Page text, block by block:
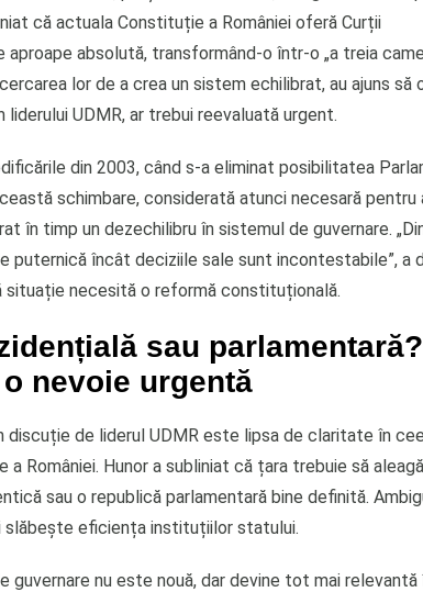
că actuala Constituție a României oferă Curții
absolută, transformând-o într-o „a treia
lor de a crea un sistem echilibrat, au ajuns să
UDMR, ar trebui reevaluată urgent.
din 2003, când s-a eliminat posibilitatea
schimbare, considerată atunci necesară pentru
în timp un dezechilibru în sistemul de guvernare.
încât deciziile sale sunt incontestabile”, a
situație necesită o reformă constituțională.
sau
nevoie urgentă
discuție de liderul UDMR este lipsa de claritate în
a României. Hunor a subliniat că țara trebuie să
sau o republică parlamentară bine definită.
slăbește eficiența instituțiilor statului.
guvernare nu este nouă, dar devine tot mai relevantă